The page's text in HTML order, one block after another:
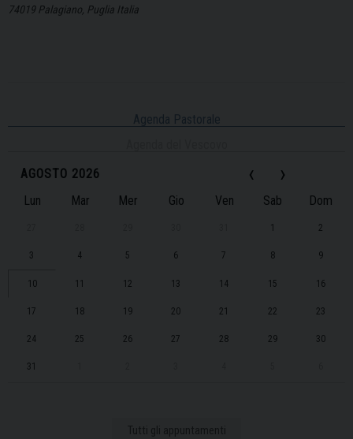
74019 Palagiano, Puglia Italia
Agenda Pastorale
‹
AGOSTO 2026 ›
Lun Mar Mer Gio Ven Sab Dom
1 2
3 4 5 6 7 8 9
10 11 12 13 14 15 16
17 18 19 20 21 22 23
24 25 26 27 28 29 30
31
Tutti gli appuntamenti